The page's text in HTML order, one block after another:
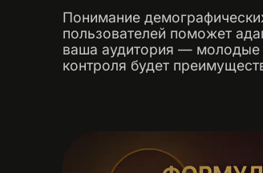
Понимание
пользователей поможет
ваша аудитория — молодые
контроля будет